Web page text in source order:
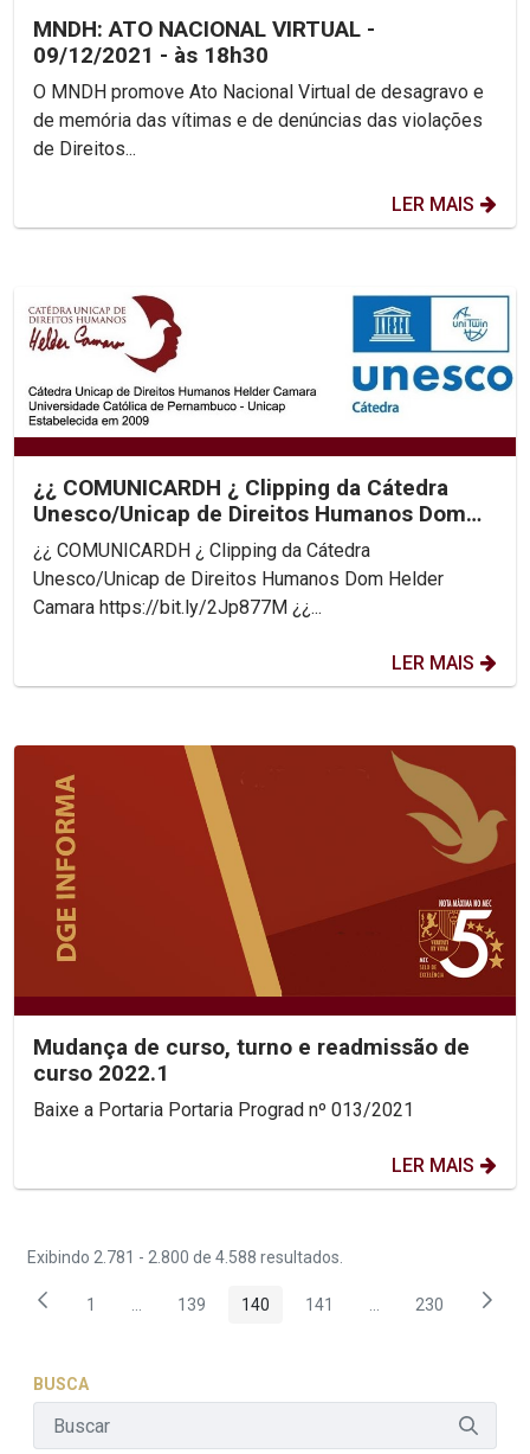
MNDH: ATO NACIONAL VIRTUAL -
09/12/2021 - às 18h30
O MNDH promove Ato Nacional Virtual de desagravo e
de memória das vítimas e de denúncias das violações
de Direitos...
LER MAIS
¿¿ COMUNICARDH ¿ Clipping da Cátedra
Unesco/Unicap de Direitos Humanos Dom
Helder Camara
¿¿ COMUNICARDH ¿ Clipping da Cátedra
Unesco/Unicap de Direitos Humanos Dom Helder
Camara https://bit.ly/2Jp877M ¿¿...
LER MAIS
Mudança de curso, turno e readmissão de
curso 2022.1
Baixe a Portaria Portaria Prograd nº 013/2021
LER MAIS
Exibindo 2.781 - 2.800 de 4.588 resultados.
Página
1 ...Páginas intermediárias Usar ABA para navegar.
Página
139 Página
140 Página
141 ...PáginasPágina
230
BUSCA